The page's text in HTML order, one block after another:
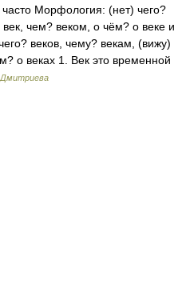
Морфология: (нет) чего?
век, чем? веком, о чём? о веке и
веков, чему? векам, (вижу)
о веках 1. Век это временной
Дмитриева